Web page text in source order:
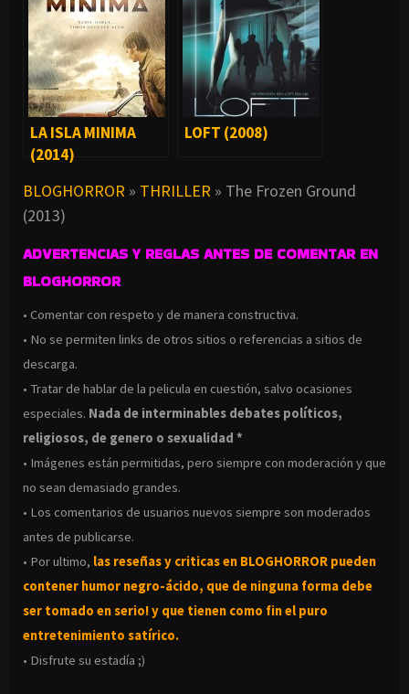
LA ISLA MINIMA
(2014)
LOFT (2008)
BLOGHORROR » THRILLER » The Frozen Ground
(2013)
ADVERTENCIAS Y REGLAS ANTES DE COMENTAR EN
BLOGHORROR
• Comentar con respeto y de manera constructiva.
• No se permiten links de otros sitios o referencias a sitios de
descarga.
• Tratar de hablar de la pelicula en cuestión, salvo ocasiones
especiales. Nada de interminables debates políticos,
religiosos, de genero o sexualidad *
• Imágenes están permitidas, pero siempre con moderación y que
no sean demasiado grandes.
• Los comentarios de usuarios nuevos siempre son moderados
antes de publicarse.
• Por ultimo, las reseñas y criticas en BLOGHORROR pueden
contener humor negro-ácido, que de ninguna forma debe
ser tomado en serio! y que tienen como fin el puro
entretenimiento satírico.
• Disfrute su estadía ;)